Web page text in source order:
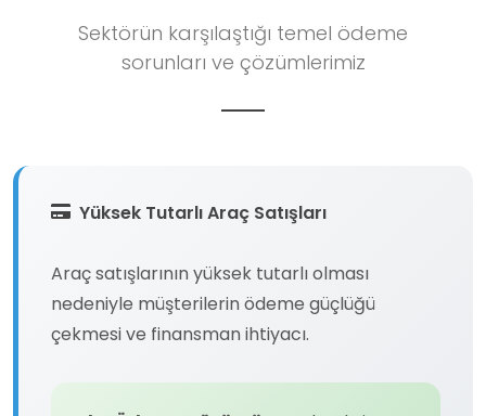
Sektörün karşılaştığı temel ödeme
sorunları ve çözümlerimiz
Yüksek Tutarlı Araç Satışları
Araç satışlarının yüksek tutarlı olması
nedeniyle müşterilerin ödeme güçlüğü
çekmesi ve finansman ihtiyacı.